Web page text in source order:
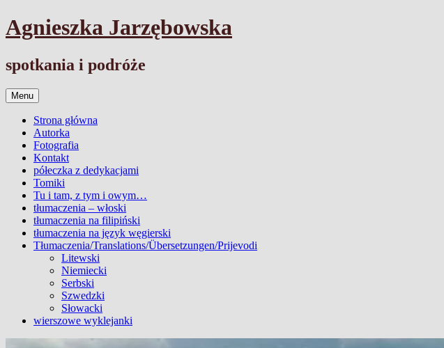
Przejdź
do
Agnieszka Jarzębowska
spotkania i podróże
Menu
Strona główna
Autorka
Fotografia
Kontakt
półeczka z dedykacjami
Tomiki
Tu i tam, z tym i owym…
tłumaczenia – włoski
tłumaczenia na filipiński
tłumaczenia na język węgierski
Tłumaczenia/Translations/Übersetzungen/Prijevodi
Litewski
Niemiecki
Serbski
Szwedzki
Słowacki
wierszowe wyklejanki